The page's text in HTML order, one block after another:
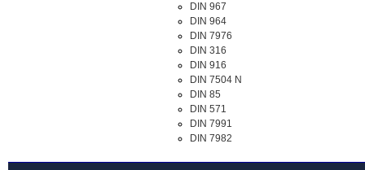
DIN 967
DIN 964
DIN 7976
DIN 316
DIN 916
DIN 7504 N
DIN 85
DIN 571
DIN 7991
DIN 7982